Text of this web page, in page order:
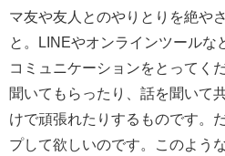
マ友や友人とのやりとりを絶や
と。LINEやオンラインツールな
コミュニケーションをとってく
聞いてもらったり、話を聞いて
けで頑張れたりするものです。
プして欲しいのです。このよう